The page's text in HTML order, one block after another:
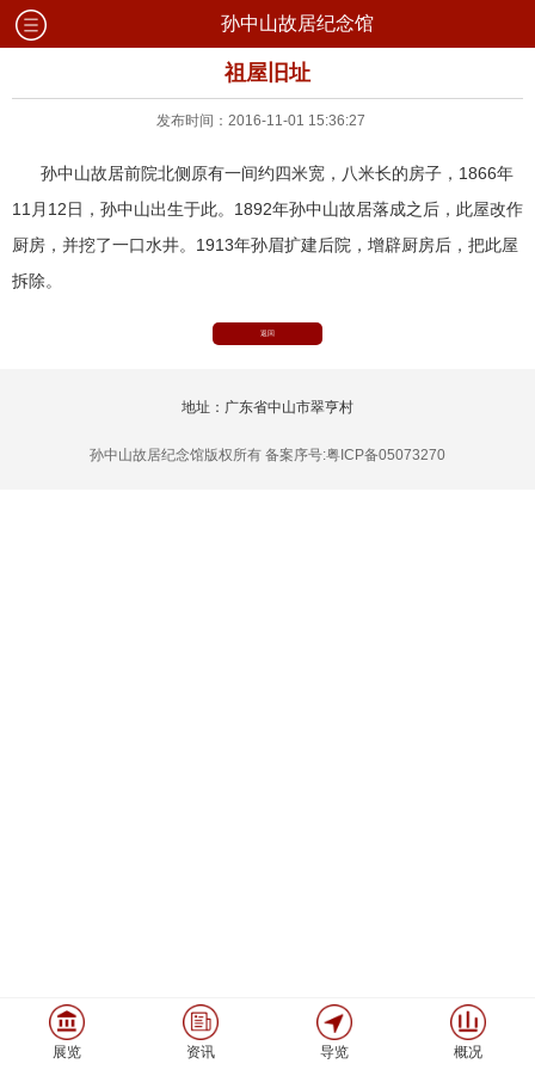
孙中山故居纪念馆
祖屋旧址
发布时间：2016-11-01 15:36:27
孙中山故居前院北侧原有一间约四米宽，八米长的房子，1866年
11月12日，孙中山出生于此。1892年孙中山故居落成之后，此屋改作
厨房，并挖了一口水井。1913年孙眉扩建后院，增辟厨房后，把此屋
拆除。
返回
地址：广东省中山市翠亨村
孙中山故居纪念馆版权所有 备案序号:粤ICP备05073270
展览 资讯 导览 概况